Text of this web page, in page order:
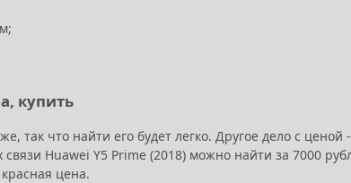
купить
так что найти его будет легко. Другое дело с
Huawei Y5 Prime (2018) можно найти за 7000
цена.